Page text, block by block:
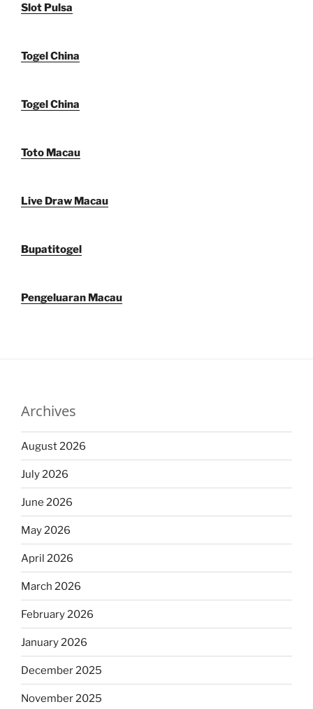
Slot Pulsa
Togel China
Togel China
Toto Macau
Live Draw Macau
Bupatitogel
Pengeluaran Macau
Archives
August 2026
July 2026
June 2026
May 2026
April 2026
March 2026
February 2026
January 2026
December 2025
November 2025